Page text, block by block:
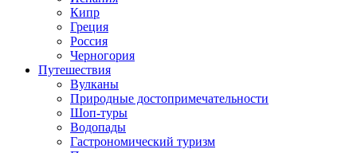
Кипр
Греция
Россия
Черногория
Путешествия
Вулканы
Природные достопримечательности
Шоп-туры
Водопады
Гастрономический туризм